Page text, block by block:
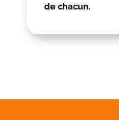
de chacun.